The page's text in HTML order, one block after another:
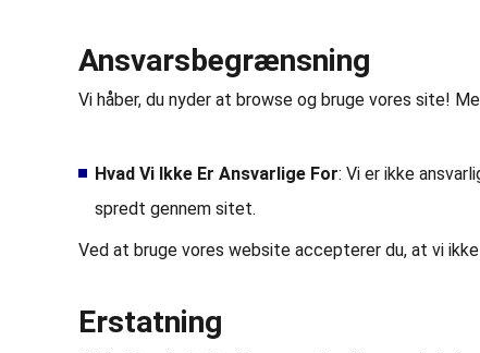
Ansvarsbegrænsning
Vi håber, du nyder at browse og bruge vores site!
Hvad Vi Ikke Er Ansvarlige For: Vi er ikke
spredt gennem sitet.
Ved at bruge vores website accepterer du, at vi
Erstatning